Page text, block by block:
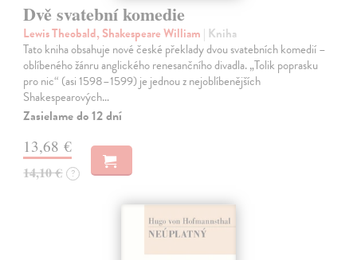
Dvě svatební komedie
Lewis Theobald, Shakespeare William | Kniha
Tato kniha obsahuje nové české překlady dvou svatebních komedií –
oblíbeného žánru anglického renesančního divadla. „Tolik poprasku
pro nic“ (asi 1598–1599) je jednou z nejoblíbenějších
Shakespearových…
Zasielame do 12 dní
13,68 €
14,10 € ?